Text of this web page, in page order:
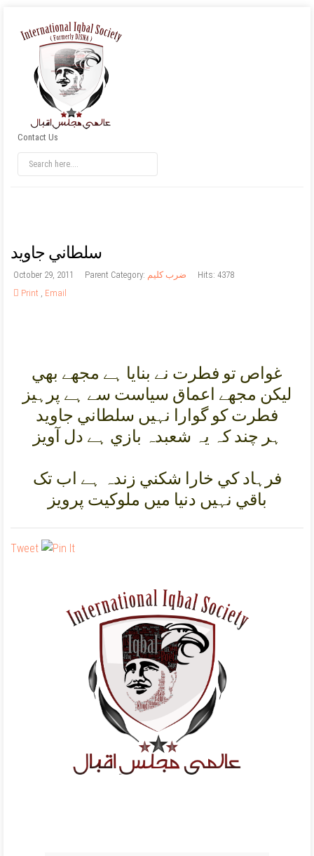
Contact Us
سلطاني جاويد
October 29, 2011 Parent Category: ضرب کلیم
Hits: 4378
Print , Email
غواص تو فطرت نے بنايا ہے مجھے بھي
ليکن مجھے اعماق سياست سے ہے پرہيز
فطرت کو گوارا نہيں سلطاني جاويد
ہر چند کہ يہ شعبدہ بازي ہے دل آويز
فرہاد کي خارا شکني زندہ ہے اب تک
باقي نہيں دنيا ميں ملوکيت پرويز
Tweet